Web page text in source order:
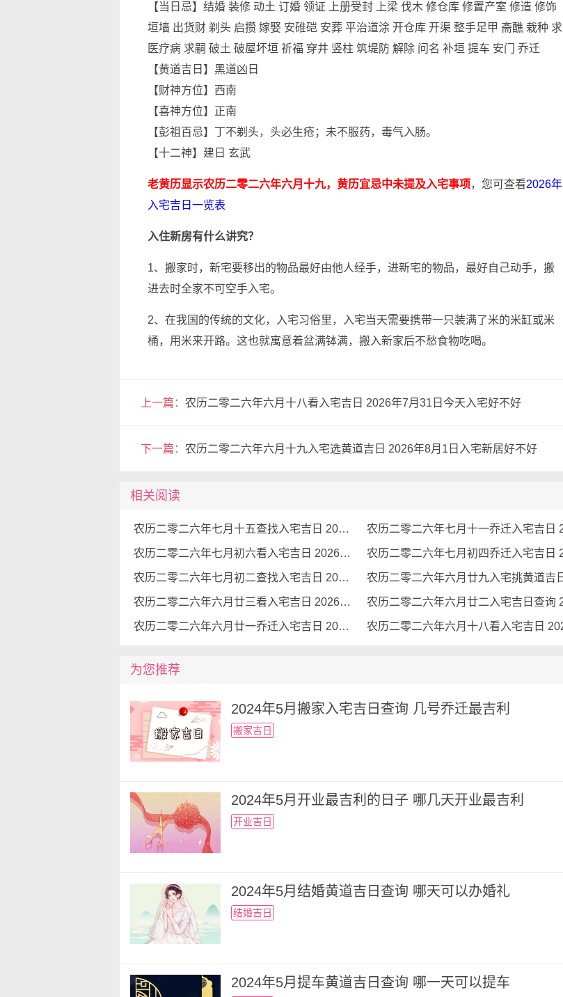
【当日忌】结婚 装修 动土 订婚 领证 上册受封 上梁 伐木 修仓库 修置产室 修造 修饰
垣墙 出货财 剃头 启攒 嫁娶 安碓硙 安葬 平治道涂 开仓库 开渠 整手足甲 斋醮 栽种 求
医疗病 求嗣 破土 破屋坏垣 祈福 穿井 竖柱 筑堤防 解除 问名 补垣 提车 安门 乔迁
【黄道吉日】黑道凶日
【财神方位】西南
【喜神方位】正南
【彭祖百忌】丁不剃头，头必生疮；未不服药，毒气入肠。
【十二神】建日 玄武
老黄历显示农历二零二六年六月十九，黄历宜忌中未提及入宅事项，您可查看2026年
入宅吉日一览表
入住新房有什么讲究？
1、搬家时，新宅要移出的物品最好由他人经手，进新宅的物品，最好自己动手，搬
进去时全家不可空手入宅。
2、在我国的传统的文化，入宅习俗里，入宅当天需要携带一只装满了米的米缸或米
桶，用米来开路。这也就寓意着盆满钵满，搬入新家后不愁食物吃喝。
上一篇： 农历二零二六年六月十八看入宅吉日 2026年7月31日今天入宅好不好
下一篇： 农历二零二六年六月十九入宅选黄道吉日 2026年8月1日入宅新居好不好
相关阅读
农历二零二六年七月十五查找入宅吉日 2026年8月27日是入宅黄道吉日吗
农历二零二六年七月初六看入宅吉日 2026年8月18日黄道吉日查询
农历二零二六年七月初二查找入宅吉日 2026年8月14日今天是搬家入宅吉日吗
农历二零二六年六月廿三看入宅吉日 2026年8月5日可以扮新家吗
农历二零二六年六月廿一乔迁入宅吉日 2026年8月3日今天入宅日子好不好
为您推荐
2024年5月搬家入宅吉日查询 几号乔迁最吉利
搬家吉日
2024年5月开业最吉利的日子 哪几天开业最吉利
开业吉日
2024年5月结婚黄道吉日查询 哪天可以办婚礼
结婚吉日
2024年5月提车黄道吉日查询 哪一天可以提车